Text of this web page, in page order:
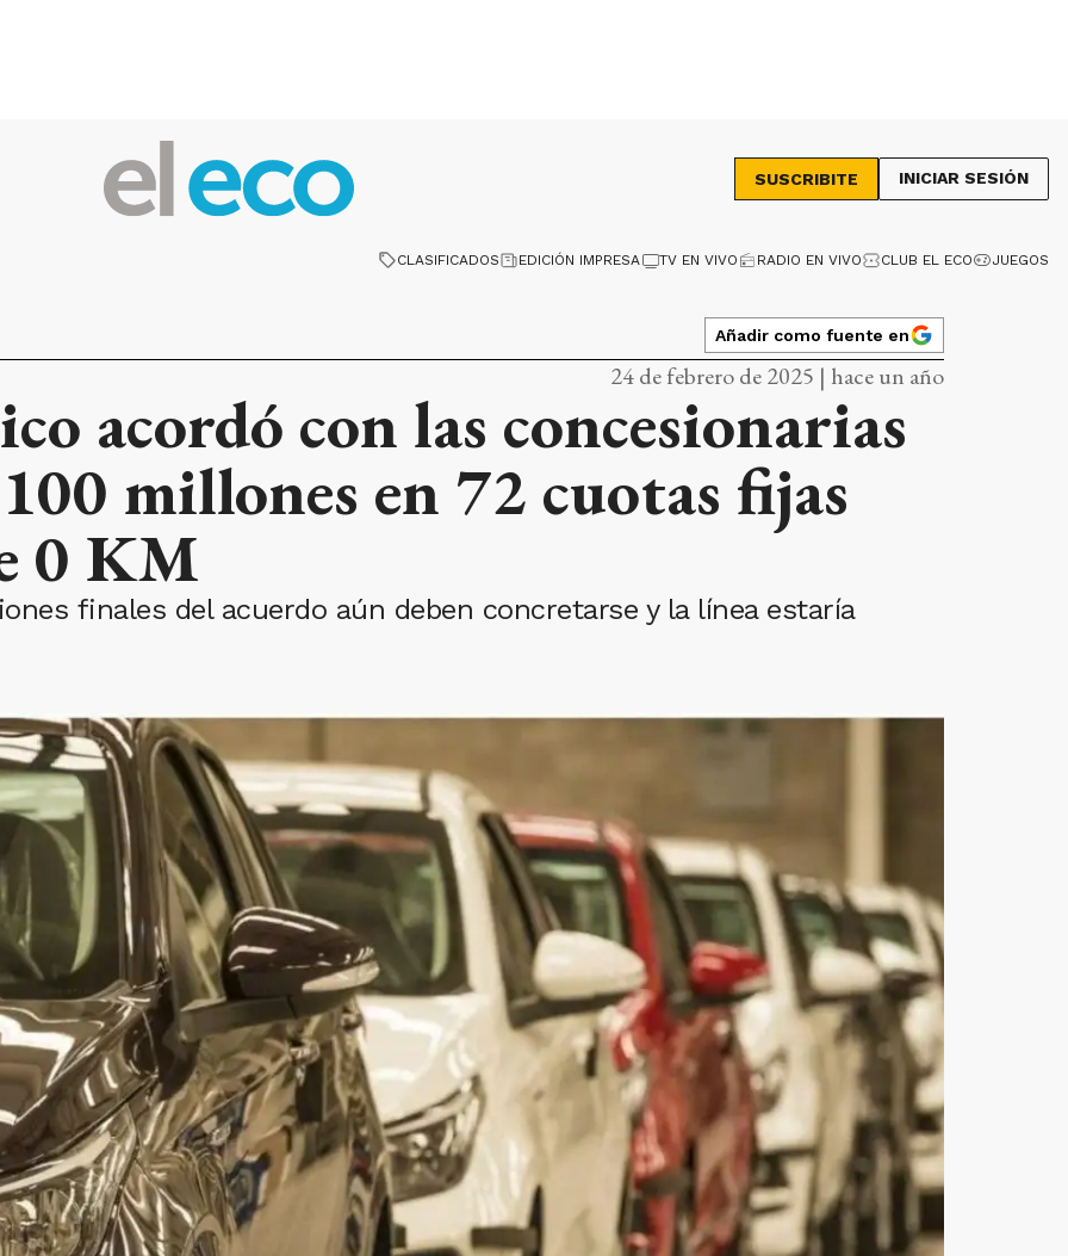
SUSCRIBITE INICIAR SESIÓN
CLASIFICADOS EDICIÓN IMPRESA TV EN VIVO RADIO EN VIVO CLUB EL ECO JUEGOS
Añadir como fuente en
24 de febrero de 2025 | hace un año
acordó con las concesionarias
millones en 72 cuotas fijas
0 KM
finales del acuerdo aún deben concretarse y la línea estaría